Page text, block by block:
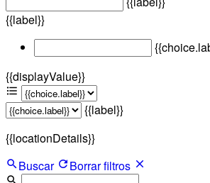
{{label}}
{{displayValue}}
{{label}}
{{locationDetails}}
Buscar
Borrar filtros